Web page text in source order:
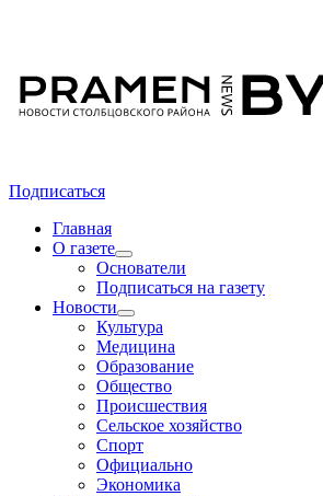
Подписаться
Главная
О газете
Основатели
Подписаться на газету
Новости
Культура
Медицина
Образование
Общество
Происшествия
Сельское хозяйство
Спорт
Официально
Экономика